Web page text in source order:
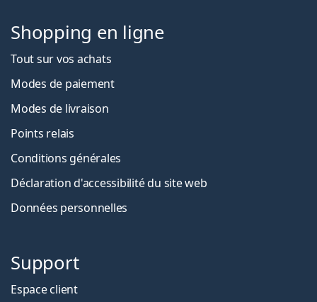
Shopping en ligne
Tout sur vos achats
Modes de paiement
Modes de livraison
Points relais
Conditions générales
Déclaration d'accessibilité du site web
Données personnelles
Support
Espace client